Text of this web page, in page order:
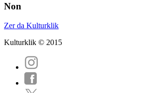
Non
Zer da Kulturklik
Kulturklik © 2015